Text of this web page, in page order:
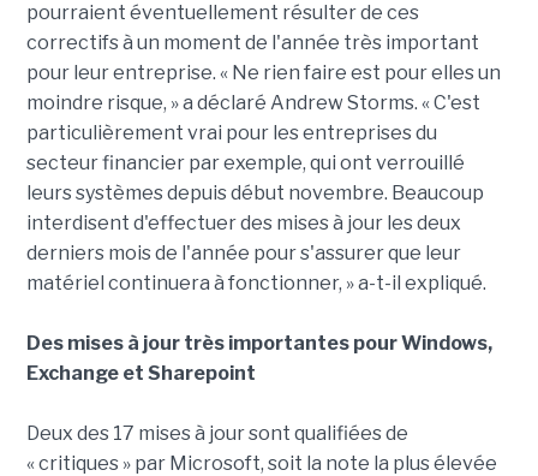
pourraient éventuellement résulter de ces
correctifs à un moment de l'année très important
pour leur entreprise. « Ne rien faire est pour elles un
moindre risque, » a déclaré Andrew Storms. « C'est
particulièrement vrai pour les entreprises du
secteur financier par exemple, qui ont verrouillé
leurs systèmes depuis début novembre. Beaucoup
interdisent d'effectuer des mises à jour les deux
derniers mois de l'année pour s'assurer que leur
matériel continuera à fonctionner, » a-t-il expliqué.
Des mises à jour très importantes pour Windows,
Exchange et Sharepoint
Deux des 17 mises à jour sont qualifiées de
« critiques » par Microsoft, soit la note la plus élevée